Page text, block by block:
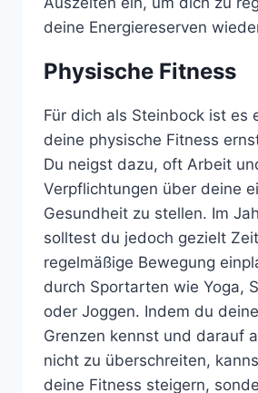
deine Energiereserven
Physische Fitness
Für dich als Steinbock ist es
deine physische Fitness
Du neigst dazu, oft Arbeit
Verpflichtungen über deine
Gesundheit zu stellen. Im
solltest du jedoch gezielt
regelmäßige Bewegung
durch Sportarten wie Yoga,
oder Joggen. Indem du
Grenzen kennst und darauf
nicht zu überschreiten,
deine Fitness steigern,